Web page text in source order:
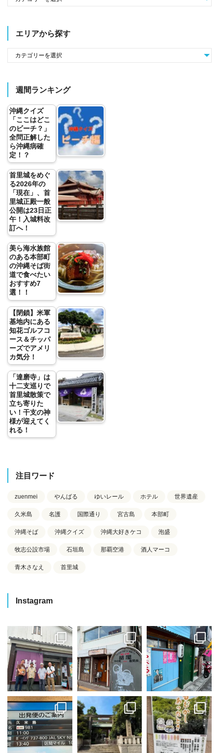
エリアから探す
週間ランキング
沖縄クイズ
「ここはどこ
のビーチ？」
全問正解した
ら沖縄病確
定！？
首里城をめぐ
る2026年の
「現在」、首
里城正殿一般
公開は23日正
午！入城料改
訂へ！
美ら海水族館
のある本部町
の沖縄そば街
道で食べたい
おすすめ7
選！！
【閉鎖】米軍
基地内にある
知花ゴルフコ
ース＆チッパ
ーズでアメリ
カ気分！
「達磨寺」は
十二支巡りで
首里城散策で
立ち寄りた
い！干支の神
様が迎えてく
れる！
注目ワード
zuenmei やんばる ゆいレール ホテル 世界遺産
久米島 名護 国際通り 宮古島 本部町
沖縄そば 沖縄クイズ 沖縄大好きケコ 泡盛
牧志公設市場 石垣島 那覇空港 酒人マーコ
青木さなえ 首里城
Instagram